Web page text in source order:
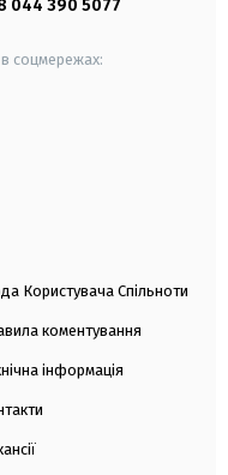
044 390 5077
соцмережах:
Користувача Спільноти
коментування
інформація